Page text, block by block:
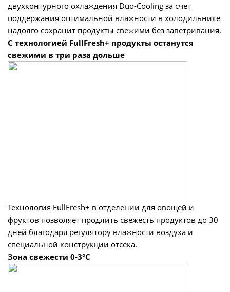
двухконтурного охлаждения Duo-Cooling за счет
поддержания оптимальной влажности в холодильнике
надолго сохранит продукты свежими без заветривания.
С технологией FullFresh+ продукты останутся
свежими в три раза дольше
Технология FullFresh+ в отделении для овощей и
фруктов позволяет продлить свежесть продуктов до 30
дней благодаря регулятору влажности воздуха и
специальной конструкции отсека.
Зона свежести 0-3°C